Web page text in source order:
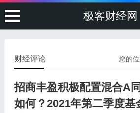
极客财经网
您的
财经评论
招商丰盈积极配置混合A
如何？2021年第二季度基